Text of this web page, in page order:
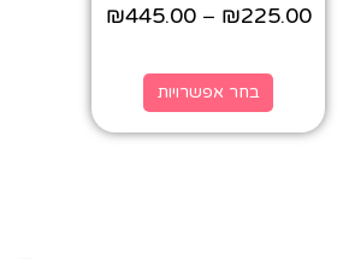
₪225.00
–
₪445.00
בחר אפשרויות